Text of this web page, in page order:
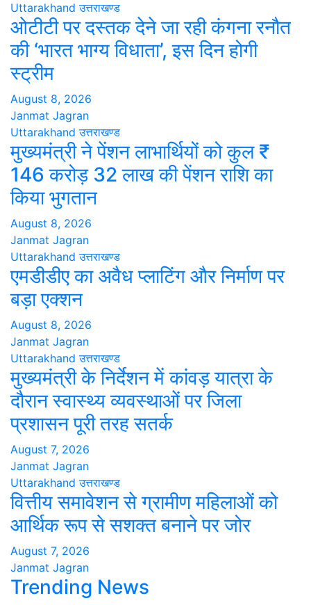
Uttarakhand उत्तराखण्ड
ओटीटी पर दस्तक देने जा रही कंगना रनौत
की ‘भारत भाग्य विधाता’, इस दिन होगी
स्ट्रीम
August 8, 2026
Janmat Jagran
Uttarakhand उत्तराखण्ड
मुख्यमंत्री ने पेंशन लाभार्थियों को कुल ₹
146 करोड़ 32 लाख की पेंशन राशि का
किया भुगतान
August 8, 2026
Janmat Jagran
Uttarakhand उत्तराखण्ड
एमडीडीए का अवैध प्लाटिंग और निर्माण पर
बड़ा एक्शन
August 8, 2026
Janmat Jagran
Uttarakhand उत्तराखण्ड
मुख्यमंत्री के निर्देशन में कांवड़ यात्रा के
दौरान स्वास्थ्य व्यवस्थाओं पर जिला
प्रशासन पूरी तरह सतर्क
August 7, 2026
Janmat Jagran
Uttarakhand उत्तराखण्ड
वित्तीय समावेशन से ग्रामीण महिलाओं को
आर्थिक रूप से सशक्त बनाने पर जोर
August 7, 2026
Janmat Jagran
Trending News